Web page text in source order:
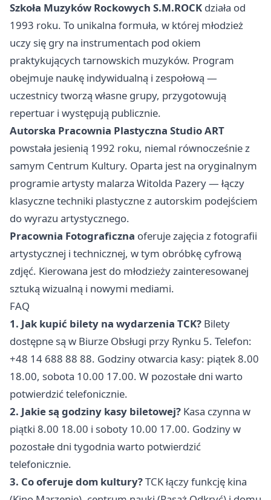
Szkoła Muzyków Rockowych S.M.ROCK działa od
1993 roku. To unikalna formuła, w której młodzież
uczy się gry na instrumentach pod okiem
praktykujących tarnowskich muzyków. Program
obejmuje naukę indywidualną i zespołową —
uczestnicy tworzą własne grupy, przygotowują
repertuar i występują publicznie.
Autorska Pracownia Plastyczna Studio ART
powstała jesienią 1992 roku, niemal równocześnie z
samym Centrum Kultury. Oparta jest na oryginalnym
programie artysty malarza Witolda Pazery — łączy
klasyczne techniki plastyczne z autorskim podejściem
do wyrazu artystycznego.
Pracownia Fotograficzna oferuje zajęcia z fotografii
artystycznej i technicznej, w tym obróbkę cyfrową
zdjęć. Kierowana jest do młodzieży zainteresowanej
sztuką wizualną i nowymi mediami.
FAQ
1. Jak kupić bilety na wydarzenia TCK? Bilety
dostępne są w Biurze Obsługi przy Rynku 5. Telefon:
+48 14 688 88 88. Godziny otwarcia kasy: piątek 8.00
18.00, sobota 10.00 17.00. W pozostałe dni warto
potwierdzić telefonicznie.
2. Jakie są godziny kasy biletowej? Kasa czynna w
piątki 8.00 18.00 i soboty 10.00 17.00. Godziny w
pozostałe dni tygodnia warto potwierdzić
telefonicznie.
3. Co oferuje dom kultury?TCK łączy funkcję kina